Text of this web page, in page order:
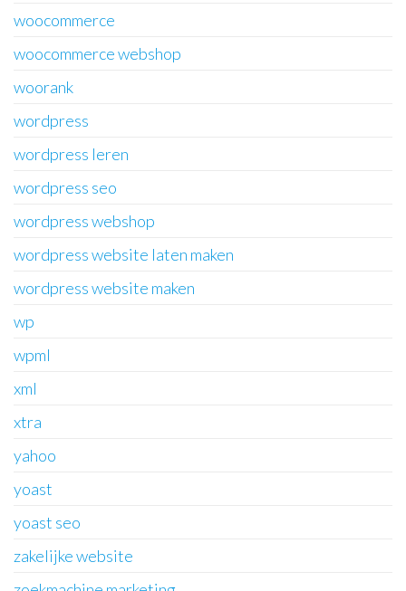
woocommerce
woocommerce webshop
woorank
wordpress
wordpress leren
wordpress seo
wordpress webshop
wordpress website laten maken
wordpress website maken
wp
wpml
xml
xtra
yahoo
yoast
yoast seo
zakelijke website